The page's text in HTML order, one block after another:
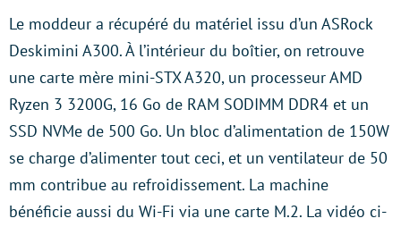
Le moddeur a récupéré du matériel issu d’un ASRock
Deskimini A300. À l’intérieur du boîtier, on retrouve
une carte mère mini-STX A320, un processeur AMD
Ryzen 3 3200G, 16 Go de RAM SODIMM DDR4 et un
SSD NVMe de 500 Go. Un bloc d’alimentation de 150W
se charge d’alimenter tout ceci, et un ventilateur de 50
mm contribue au refroidissement. La machine
bénéficie aussi du Wi-Fi via une carte M.2. La vidéo ci-